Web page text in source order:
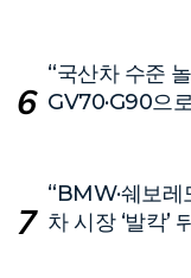
“국산차 수준
GV70·G90으
“BMW·쉐보레
차 시장 ‘발칵’